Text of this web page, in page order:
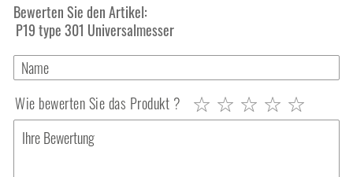
Bewerten Sie den Artikel:
P19 type 301 Universalmesser
Wie bewerten Sie das Produkt ?
1
2
3
4
5